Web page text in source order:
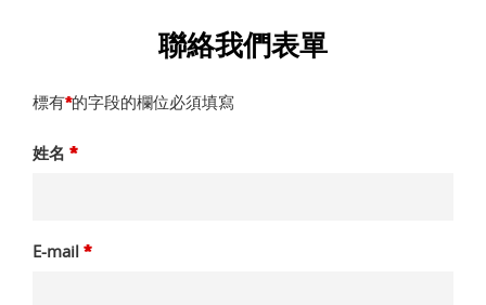
聯絡我們表單
標有*的字段的欄位必須填寫
姓名 *
E-mail *